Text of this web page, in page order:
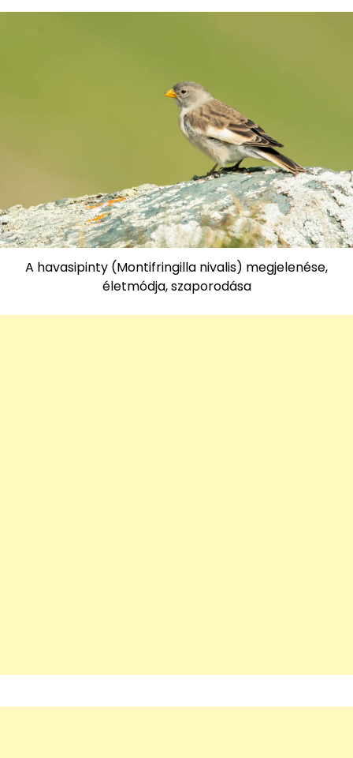
A havasipinty (Montifringilla nivalis) megjelenése,
életmódja, szaporodása